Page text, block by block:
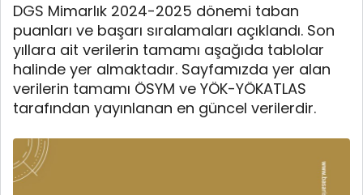
DGS Mimarlık 2024-2025 dönemi taban
puanları ve başarı sıralamaları açıklandı. Son
yıllara ait verilerin tamamı aşağıda tablolar
halinde yer almaktadır. Sayfamızda yer alan
verilerin tamamı ÖSYM ve YÖK-YÖKATLAS
tarafından yayınlanan en güncel verilerdir.